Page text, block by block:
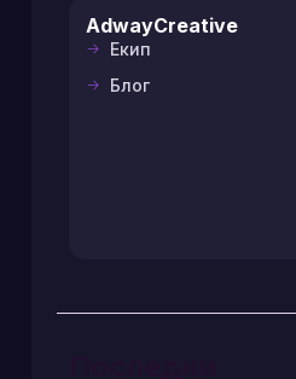
AdwayCreative
Екип
Блог